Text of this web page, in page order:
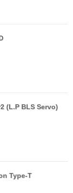
(L.P BLS Servo)
Type-T